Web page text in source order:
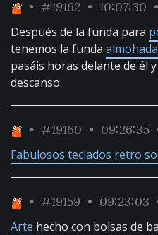
• #19162 • 10:07:30 •
Después de la funda para
tenemos la funda almohada
pasáis horas delante de él
descanso.
• #19160 • 09:26:35
Fabulosos teclados retro
• #19159 • 09:23:03
Arte hecho con bolsas de